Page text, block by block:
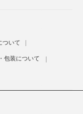
ついて
包装について